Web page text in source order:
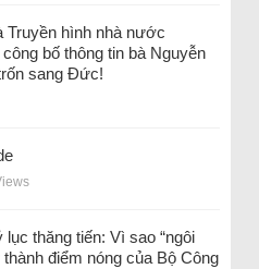
Truyền hình nhà nước
bố thông tin bà Nguyễn
sang Đức!
lục thăng tiến: Vì sao “ngôi
điểm nóng của Bộ Công